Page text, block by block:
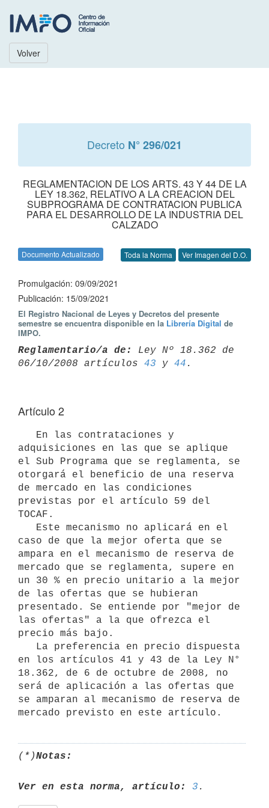
Volver
Decreto N° 296/021
REGLAMENTACION DE LOS ARTS. 43 Y 44 DE LA
LEY 18.362, RELATIVO A LA CREACION DEL
SUBPROGRAMA DE CONTRATACION PUBLICA
PARA EL DESARROLLO DE LA INDUSTRIA DEL
CALZADO
Documento Actualizado Toda la Norma Ver Imagen del D.O.
Promulgación: 09/09/2021
Publicación: 15/09/2021
El Registro Nacional de Leyes y Decretos del presente
semestre se encuentra disponible en la Librería Digital de
IMPO.
Reglamentario/a de:
Ley Nº 18.362 de
06/10/2008 artículos 43 y 44
Artículo 2
adquisiciones en las que se aplique
el Sub Programa que se reglamenta, se
otorgará el beneficio de una reserva
de mercado en las condiciones
previstas por el artículo 59 del
TOCAF.
caso de que la mejor oferta que se
ampara en el mecanismo de reserva de
mercado que se reglamenta, supere en
un 30 % en precio unitario a la mejor
de las ofertas que se hubieran
presentado. Se entiende por "mejor de
las ofertas" a la que ofrezca el
precio más bajo.
en los artículos 41 y 43 de la Ley N°
18.362, de 6 de octubre de 2008, no
será de aplicación a las ofertas que
se amparan al mecanismo de reserva de
(*)Notas:
Ver en esta norma, artículo: 3